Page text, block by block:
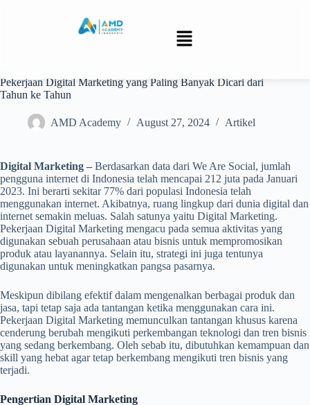
Pekerjaan Digital Marketing yang Paling Banyak Dicari dari
Tahun ke Tahun
AMD Academy August 27, 2024 Artikel
Digital Marketing – Berdasarkan data dari We Are Social, jumlah
pengguna internet di Indonesia telah mencapai 212 juta pada Januari
2023. Ini berarti sekitar 77% dari populasi Indonesia telah
menggunakan internet. Akibatnya, ruang lingkup dari dunia digital dan
internet semakin meluas. Salah satunya yaitu Digital Marketing.
Pekerjaan Digital Marketing mengacu pada semua aktivitas yang
digunakan sebuah perusahaan atau bisnis untuk mempromosikan
produk atau layanannya. Selain itu, strategi ini juga tentunya
digunakan untuk meningkatkan pangsa pasarnya.
Meskipun dibilang efektif dalam mengenalkan berbagai produk dan
jasa, tapi tetap saja ada tantangan ketika menggunakan cara ini.
Pekerjaan Digital Marketing memunculkan tantangan khusus karena
cenderung berubah mengikuti perkembangan teknologi dan tren bisnis
yang sedang berkembang. Oleh sebab itu, dibutuhkan kemampuan dan
skill yang hebat agar tetap berkembang mengikuti tren bisnis yang
terjadi.
Pengertian Digital Marketing